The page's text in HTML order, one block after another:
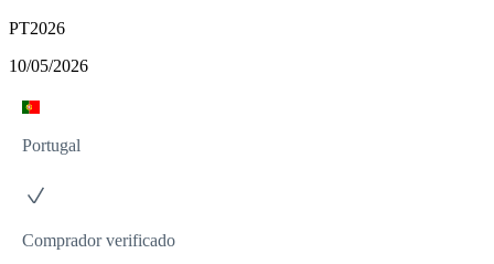
PT2026
10/05/2026
Portugal
Comprador verificado